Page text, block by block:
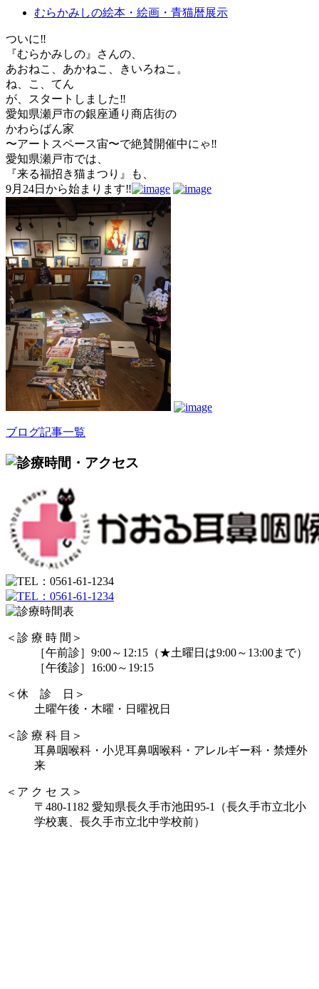
むらかみしの絵本・絵画・青猫暦展示
ついに‼️
『むらかみしの』さんの、
あおねこ、あかねこ、きいろねこ。
ね、こ、てん
が、スタートしました‼️
愛知県瀬戸市の銀座通り商店街の
かわらばん家
〜アートスペース宙〜で絶賛開催中にゃ‼️
愛知県瀬戸市では、
『来る福招き猫まつり』も、
9月24日から始まります‼️
ブログ記事一覧
＜診 療 時 間＞
［午前診］9:00～12:15（★土曜日は9:00～13:00まで）
［午後診］16:00～19:15
＜休 診 日＞
土曜午後・木曜・日曜祝日
＜診 療 科 目＞
耳鼻咽喉科・小児耳鼻咽喉科・アレルギー科・禁煙外
来
＜ア ク セ ス＞
〒480-1182 愛知県長久手市池田95-1（長久手市立北小
学校裏、長久手市立北中学校前）